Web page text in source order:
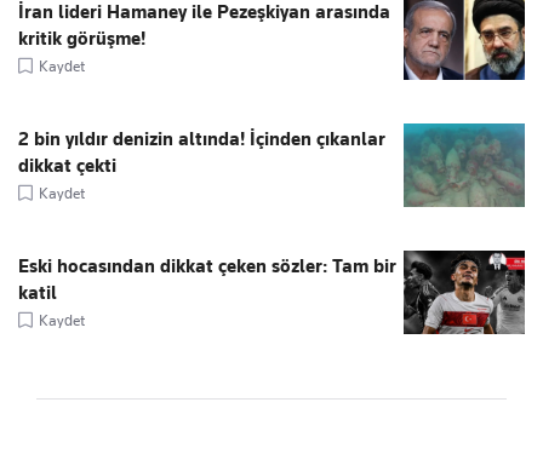
İran lideri Hamaney ile Pezeşkiyan arasında
kritik görüşme!
Kaydet
2 bin yıldır denizin altında! İçinden çıkanlar
dikkat çekti
Kaydet
Eski hocasından dikkat çeken sözler: Tam bir
katil
Kaydet